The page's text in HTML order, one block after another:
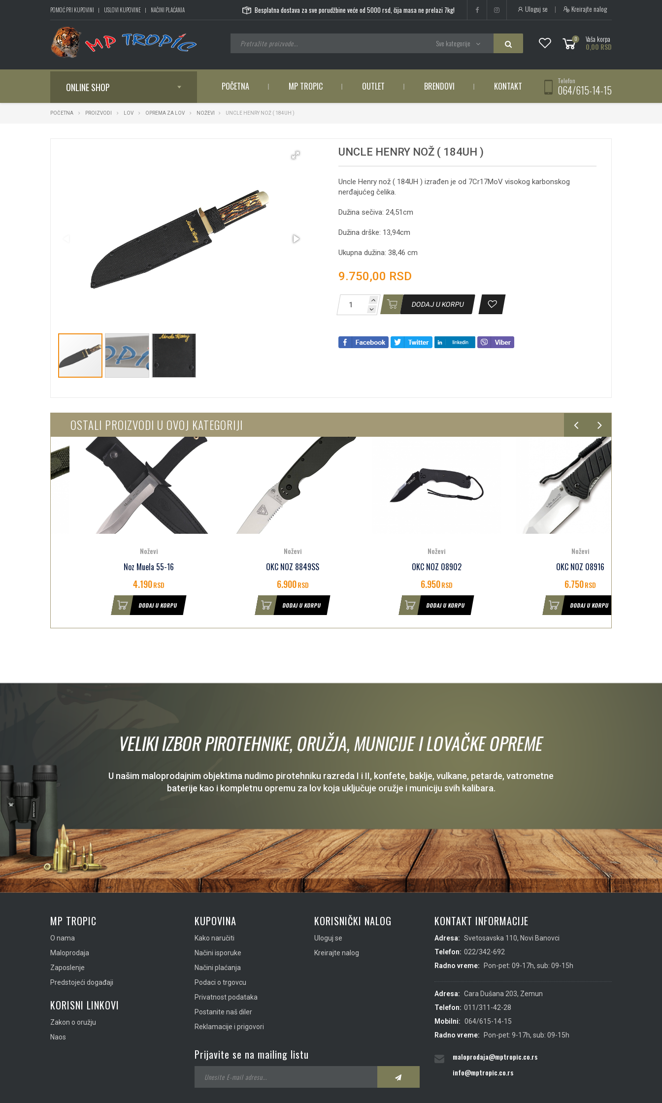
POMOĆ PRI KUPOVINI USLOVI KUPOVINE NAČINI PLAĆANJA Besplatna dostava za sve porudžbine veće od 5000 rsd, čija masa ne prelazi 7kg! Uloguj se | Kreirajte nalog
0 Vaša korpa
0,00 RSD
Sve kategorije
ONLINE SHOP POČETNA MP TROPIC OUTLET BRENDOVI KONTAKT Telefon
064/615-14-15
POČETNA PROIZVODI LOV OPREMA ZA LOV NOŽEVI UNCLE HENRY NOŽ ( 184UH )
UNCLE HENRY NOŽ ( 184UH )
Uncle Henry nož ( 184UH ) izrađen je od 7Cr17MoV visokog karbonskog
nerđajućeg čelika.
Dužina sečiva: 24,51cm
Dužina drške: 13,94cm
Ukupna dužina: 38,46 cm
9.750,00 RSD
DODAJ U KORPU
OSTALI PROIZVODI U OVOJ KATEGORIJI
Noz Muela 55-16
DODAJ U KORPU
OKC NOZ 8849SS
DODAJ U KORPU
OKC NOZ 08902
DODAJ U KORPU
OKC NOZ 08916
DODAJ U KORPU
VELIKI IZBOR PIROTEHNIKE, ORUŽJA, MUNICIJE I LOVAČKE OPREME
U našim maloprodajnim objektima nudimo pirotehniku razreda I i II, konfete, baklje, vulkane, petarde, vatrometne
baterije kao i kompletnu opremu za lov koja uključuje oružje i municiju svih kalibara.
MP TROPIC
O nama
Maloprodaja
Zaposlenje
Predstojeći događaji
KORISNI LINKOVI
Zakon o oružju
Naos
KUPOVINA
Kako naručiti
Načini isporuke
Načini plaćanja
Podaci o trgovcu
Privatnost podataka
Postanite naš diler
Reklamacije i prigovori
KORISNIČKI NALOG
Uloguj se
Kreirajte nalog
Prijavite se na mailing listu
KONTAKT INFORMACIJE
Adresa: Svetosavska 110, Novi Banovci
Telefon: 022/342-692
Radno vreme:
Pon-pet: 09-17h, sub: 09-15h
Adresa: Cara Dušana 203, Zemun
Telefon: 011/311-42-28
Mobilni: 064/615-14-15
Radno vreme:
Pon-pet: 9-17h, sub: 09-15h
maloprodaja@mptropic.co.rs
info@mptropic.co.rs